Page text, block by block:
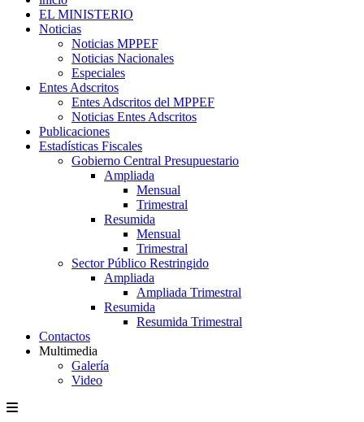
EL MINISTERIO
Noticias
Noticias MPPEF
Noticias Nacionales
Especiales
Entes Adscritos
Entes Adscritos del MPPEF
Noticias Entes Adscritos
Publicaciones
Estadísticas Fiscales
Gobierno Central Presupuestario
Ampliada
Mensual
Trimestral
Resumida
Mensual
Trimestral
Sector Público Restringido
Ampliada
Ampliada Trimestral
Resumida
Resumida Trimestral
Contactos
Multimedia
Galería
Video